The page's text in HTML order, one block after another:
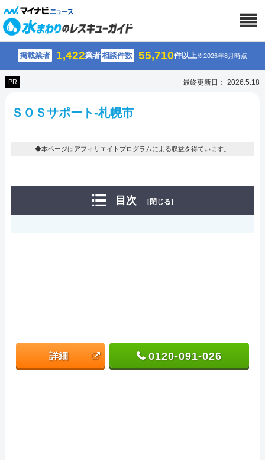
掲載業者 1,422業者相談件数 55,710件以上※2026年8月時点
PR 最終更新日： 2026.5.18
ＳＯＳサポート-札幌市
◆本ページはアフィリエイトプログラムによる収益を得ています。
目次 [閉じる]
詳細 0120-091-026